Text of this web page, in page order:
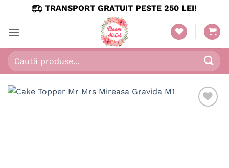
content
TRANSPORT GRATUIT PESTE 250 LEI!
Caută
după: